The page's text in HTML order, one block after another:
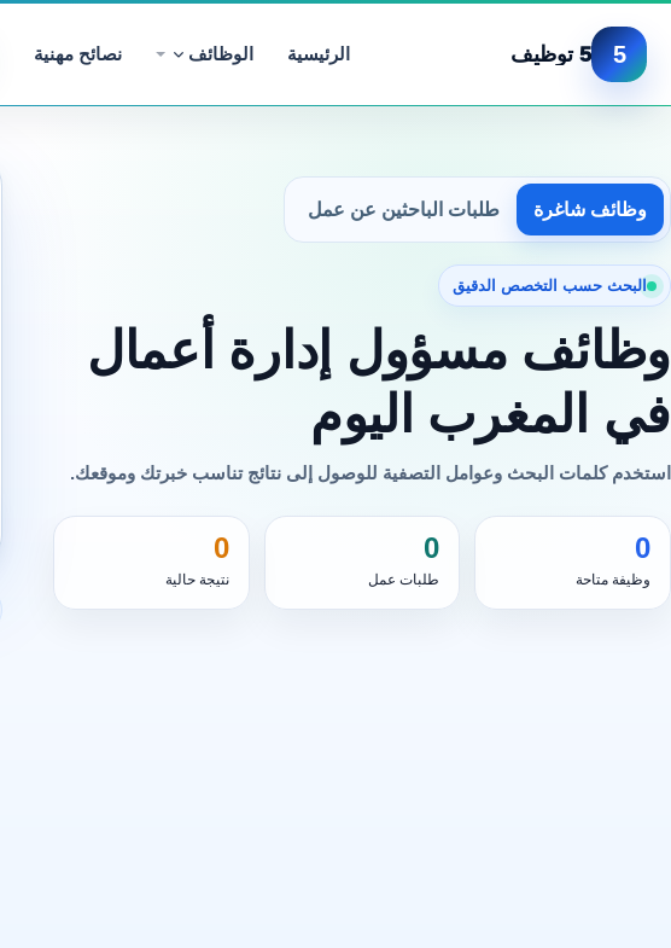
5 5 توظيف الرئيسية الوظائف نصائح مهنية
وظائف شاغرة طلبات الباحثين عن عمل
البحث حسب التخصص الدقيق
وظائف مسؤول إدارة أعمال
في المغرب اليوم
استخدم كلمات البحث وعوامل التصفية للوصول إلى نتائج تناسب خبرتك وموقعك.
0
وظيفة متاحة
0
طلبات عمل
0
نتيجة حالية